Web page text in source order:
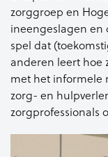
zorggroep en
ineengeslagen en
spel dat
anderen leert hoe
met het informele
zorg- en
zorgprofessionals